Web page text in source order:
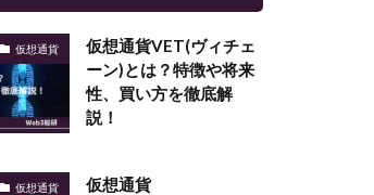
仮想通貨
仮想通貨VET(ヴィチェ
ーン)とは？特徴や将来
性、買い方を徹底解
説！
仮想通貨
仮想通貨